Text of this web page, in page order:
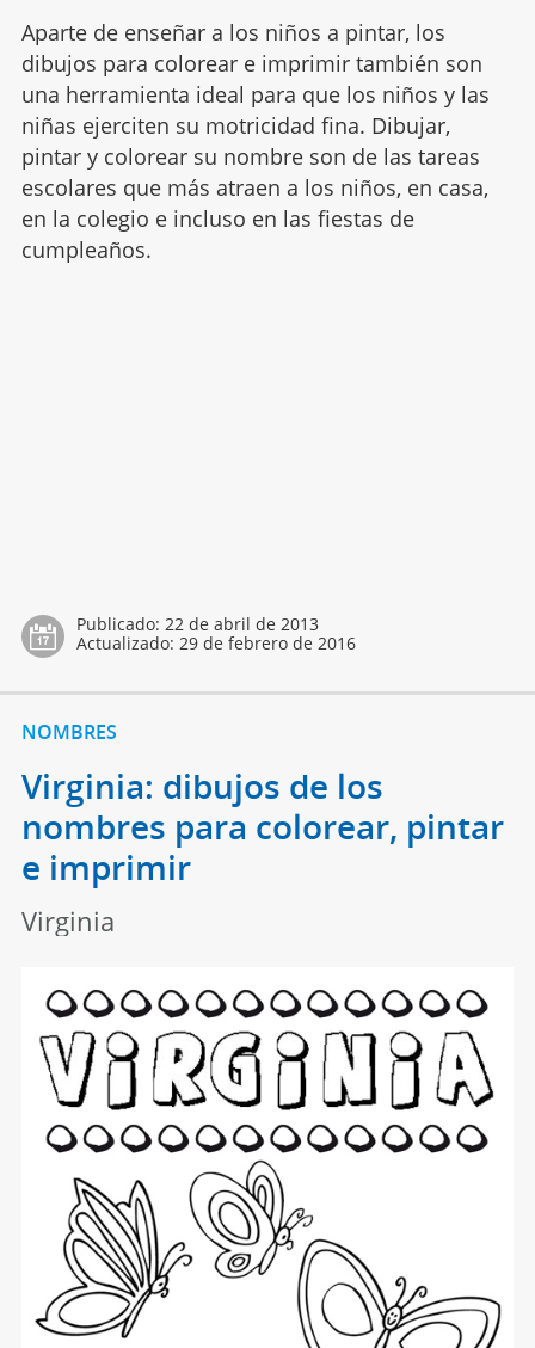
Aparte de enseñar a los niños a pintar, los
dibujos para colorear e imprimir también son
una herramienta ideal para que los niños y las
niñas ejerciten su motricidad fina. Dibujar,
pintar y colorear su nombre son de las tareas
escolares que más atraen a los niños, en casa,
en la colegio e incluso en las fiestas de
cumpleaños.
Publicado: 22 de abril de 2013
Actualizado: 29 de febrero de 2016
NOMBRES
Virginia: dibujos de los
nombres para colorear, pintar
e imprimir
Virginia